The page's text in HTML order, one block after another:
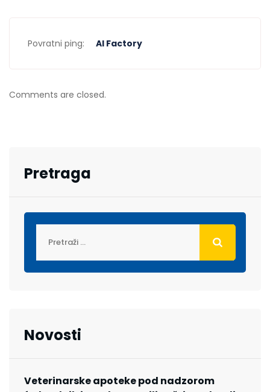
Povratni ping: AI Factory
Comments are closed.
Pretraga
Novosti
Veterinarske apoteke pod nadzorom